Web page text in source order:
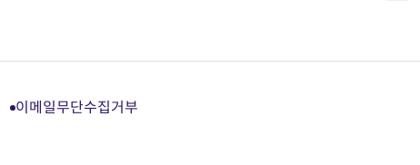
이메일무단수집거부